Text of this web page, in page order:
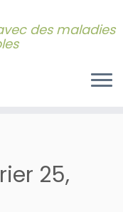
des maladies
25,